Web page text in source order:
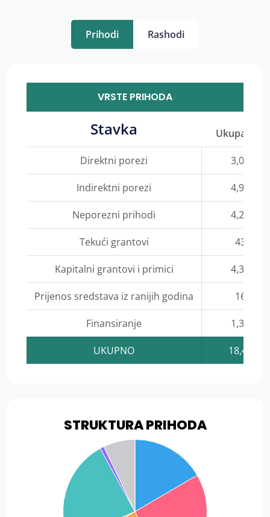
Prihodi Rashodi
VRSTE PRIHODA
Stavka Ukupan
Direktni porezi
Indirektni porezi
Neporezni prihodi
Tekući grantovi
Kapitalni grantovi i primici
Prijenos sredstava iz ranijih godina
Finansiranje
UKUPNO
STRUKTURA PRIHODA